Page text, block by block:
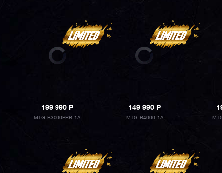
199 990P
MTG-B3000PRB-1A
149 990P
MTG-B4000-1A